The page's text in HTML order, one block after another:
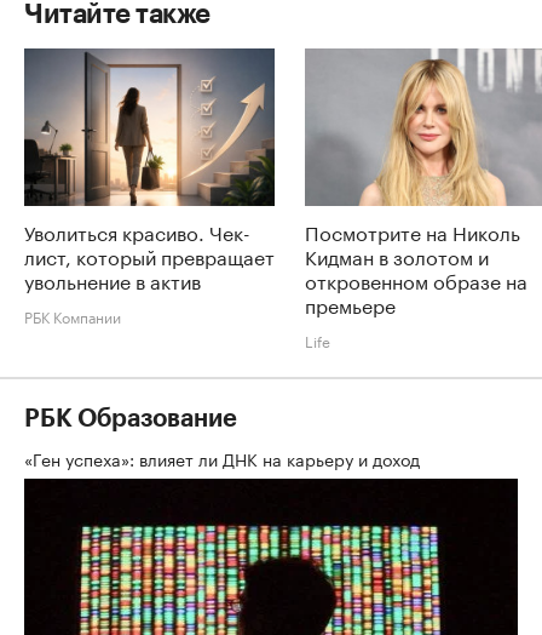
Читайте также
Уволиться красиво. Чек-
лист, который превращает
увольнение в актив
РБК Компании
Посмотрите на Николь
Кидман в золотом и
откровенном образе на
премьере
Life
РБК Образование
«Ген успеха»: влияет ли ДНК на карьеру и доход